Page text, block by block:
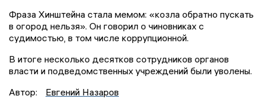
Фраза Хинштейна стала мемом: «козла обратно пускать
в огород нельзя». Он говорил о чиновниках с
судимостью, в том числе коррупционной.
В итоге несколько десятков сотрудников органов
власти и подведомственных учреждений были уволены.
Автор:
Евгений Назаров